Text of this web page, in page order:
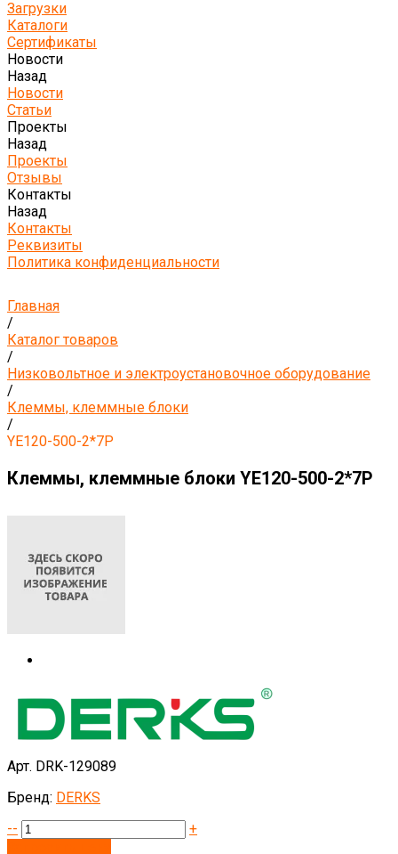
Загрузки
Каталоги
Сертификаты
Новости
Назад
Новости
Статьи
Проекты
Назад
Проекты
Отзывы
Контакты
Назад
Контакты
Реквизиты
Политика конфиденциальности
Главная
/
Каталог товаров
/
Низковольтное и электроустановочное оборудование
/
Клеммы, клеммные блоки
/
YE120-500-2*7P
Клеммы, клеммные блоки YE120-500-2*7P
Арт. DRK-129089
Бренд: DERKS
--
+